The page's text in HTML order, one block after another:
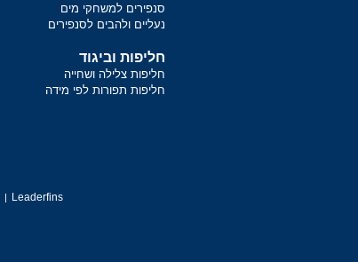
סנפירים למשחקי מים
נעליים ולהבים לסנפירים
חליפות וביגוד
חליפות צלילה ושחייה
חליפות תפורות לפי מידה
Leaderfins